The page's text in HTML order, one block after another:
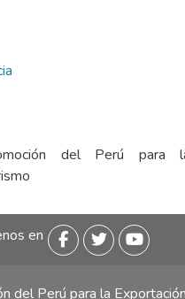
del Perú para
en
del Perú para la